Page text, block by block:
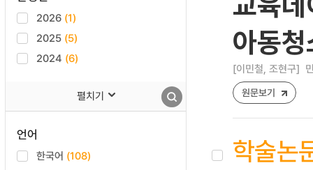
2026 (1)
2025 (5)
2024 (6)
펼치기
언어
한국어 (108)
아동
[이민철, 조현구]
원문보기
학술논